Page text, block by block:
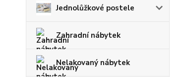
Jednolůžkové postele
Zahradní nábytek
Nelakovaný nábytek